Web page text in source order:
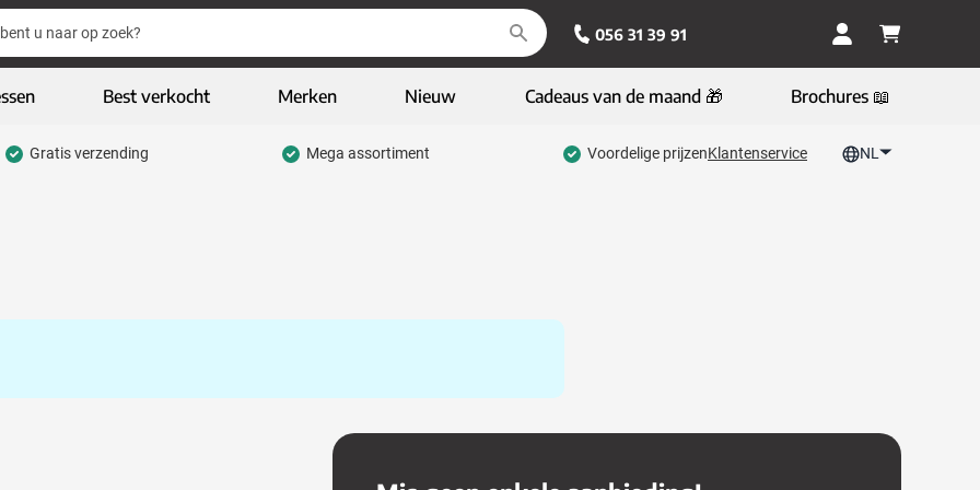
056 31 39 91
& textiel categorie
geschenken categorie
tech & multimedia categorie
Best verkocht Merken Nieuw Cadeaus van de maand 🎁 Brochures 📖
Gratis verzending Mega assortiment Voordelige prijzenKlantenservice NL